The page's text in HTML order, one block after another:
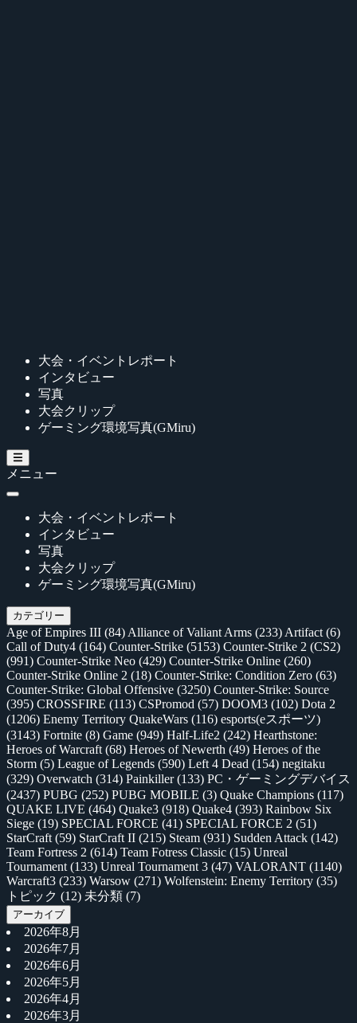
大会・イベントレポート
インタビュー
写真
大会クリップ
ゲーミング環境写真(GMiru)
メニュー
大会・イベントレポート
インタビュー
写真
大会クリップ
ゲーミング環境写真(GMiru)
カテゴリー
Age of Empires III (84) Alliance of Valiant Arms (233) Artifact (6)
Call of Duty4 (164) Counter-Strike (5153) Counter-Strike 2 (CS2)
(991) Counter-Strike Neo (429) Counter-Strike Online (260)
Counter-Strike Online 2 (18) Counter-Strike: Condition Zero (63)
Counter-Strike: Global Offensive (3250) Counter-Strike: Source
(395) CROSSFIRE (113) CSPromod (57) DOOM3 (102) Dota 2
(1206) Enemy Territory QuakeWars (116) esports(eスポーツ)
(3143) Fortnite (8) Game (949) Half-Life2 (242) Hearthstone:
Heroes of Warcraft (68) Heroes of Newerth (49) Heroes of the
Storm (5) League of Legends (590) Left 4 Dead (154) negitaku
(329) Overwatch (314) Painkiller(133) PC・ゲーミングデバイス
(2437) PUBG (252) PUBG MOBILE (3) Quake Champions (117)
QUAKE LIVE (464) Quake3 (918) Quake4 (393) Rainbow Six
Siege (19) SPECIAL FORCE (41) SPECIAL FORCE 2 (51)
StarCraft (59) StarCraft II (215) Steam (931) Sudden Attack (142)
Team Fortress 2 (614) Team Fotress Classic (15) Unreal
Tournament (133) Unreal Tournament 3 (47) VALORANT (1140)
Warcraft3 (233) Warsow (271) Wolfenstein: Enemy Territory (35)
トピック (12) 未分類 (7)
アーカイブ
2026年8月
2026年7月
2026年6月
2026年5月
2026年4月
2026年3月